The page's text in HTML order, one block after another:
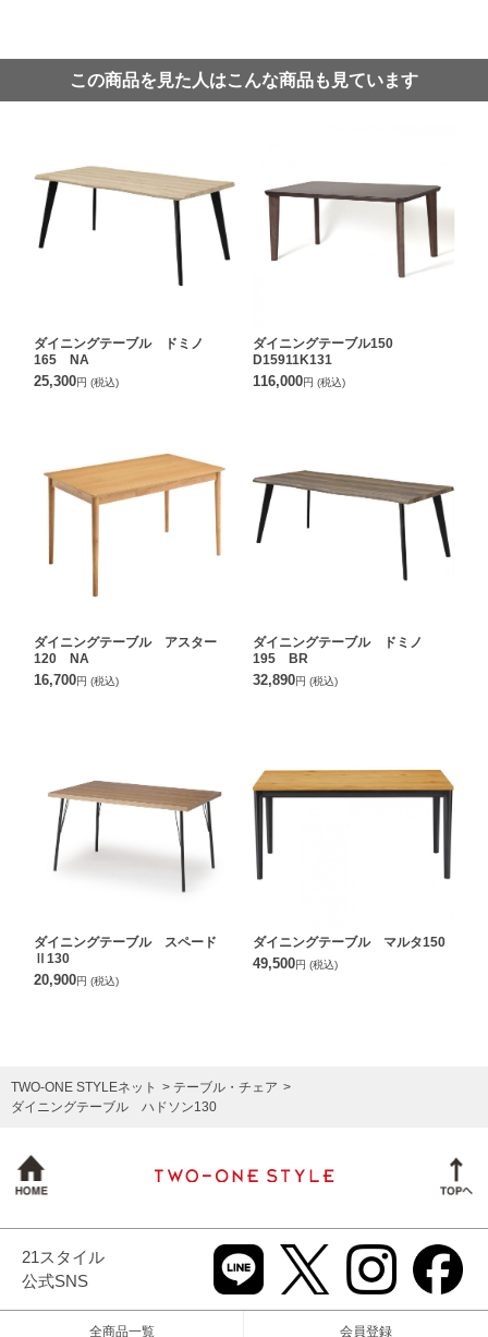
この商品を見た人はこんな商品も見ています
ダイニングテーブル ドミノ
165 NA
25,300円 (税込)
ダイニングテーブル150
D15911K131
116,000円 (税込)
ダイニングテーブル アスター
120 NA
16,700円 (税込)
ダイニングテーブル ドミノ
195 BR
32,890円 (税込)
ダイニングテーブル スペード
Ⅱ130
20,900円 (税込)
ダイニングテーブル マルタ150
49,500円 (税込)
TWO-ONE STYLEネット
テーブル・チェア
ダイニングテーブル ハドソン130
21スタイル
公式SNS
全商品一覧 会員登録